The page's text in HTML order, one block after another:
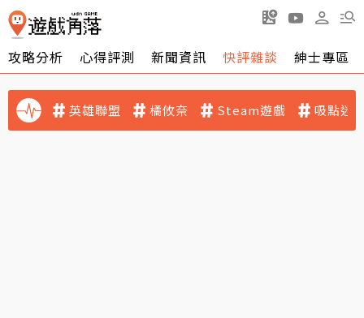
攻略分析 心得評測 新聞資訊 快評雜談 紳士專區
英雄聯盟 橘攸奈 Steam遊戲 吸點迷